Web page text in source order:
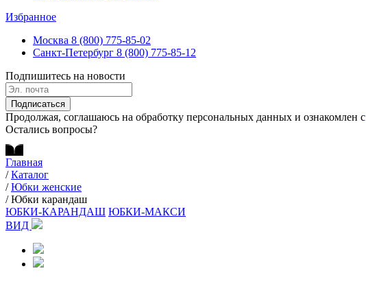
Избранное
Москва 8 (800) 775-85-02
Санкт-Петербург 8 (800) 775-85-12
Подпишитесь на новости
Подписаться
Продолжая, соглашаюсь на обработку персональных данных и ознакомлен с
Остались вопросы?
Главная
/ Каталог
/ Юбки женские
/ Юбки карандаш
ЮБКИ-КАРАНДАШ ЮБКИ-МАКСИ
ВИД